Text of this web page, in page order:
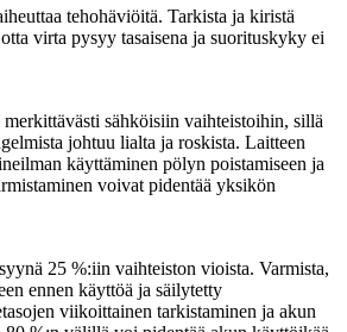
tehohäviöitä. Tarkista ja kiristä
virta pysyy tasaisena ja suorituskyky ei
sähköisiin vaihteistoihin, sillä
johtuu lialta ja roskista. Laitteen
käyttäminen pölyn poistamiseen ja
voivat pidentää yksikön
25 %:iin vaihteiston vioista. Varmista,
ennen käyttöä ja säilytetty
viikoittainen tarkistaminen ja akun